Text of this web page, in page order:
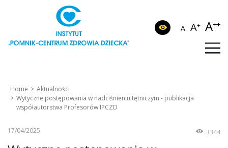
A A+ A++
Home
Aktualności
Wytyczne postępowania w nadciśnieniu tętniczym - publikacja
współautorstwa Profesorów IPCZD
17/04/2025 3344